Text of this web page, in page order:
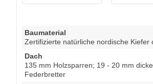
Baumaterial
Zertifizierte natürliche nordische Kiefer
Dach
135 mm Holzsparren; 19 - 20 mm
Federbretter